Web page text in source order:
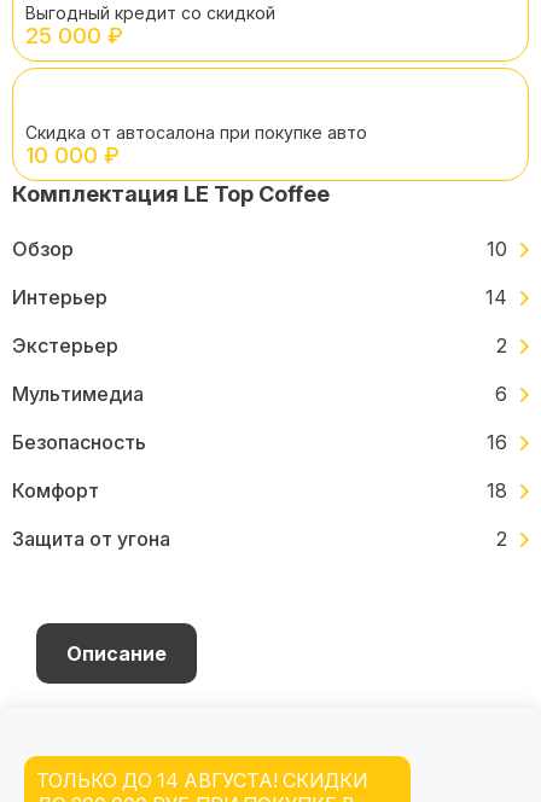
Выгодный кредит со скидкой
25 000 ₽
Скидка от автосалона при покупке авто
10 000 ₽
Комплектация LE Top Coffee
Обзор
10
Интерьер
14
Экстерьер
2
Мультимедиа
6
Безопасность
16
Комфорт
18
Защита от угона
2
Описание
ТОЛЬКО ДО 14 АВГУСТА! СКИДКИ